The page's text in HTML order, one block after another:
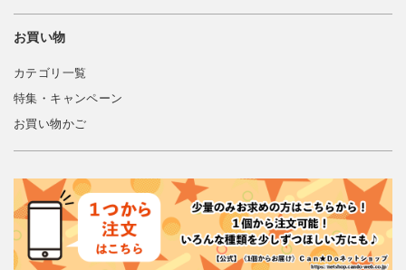
お買い物
カテゴリ一覧
特集・キャンペーン
お買い物かご